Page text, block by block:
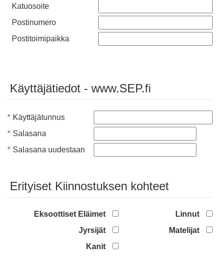
Katuosoite
Postinumero
Postitoimipaikka
Käyttäjätiedot - www.SEP.fi
* Käyttäjätunnus
* Salasana
* Salasana uudestaan
Erityiset Kiinnostuksen kohteet
Eksoottiset Eläimet
Jyrsijät
Kanit
Linnut
Matelijat